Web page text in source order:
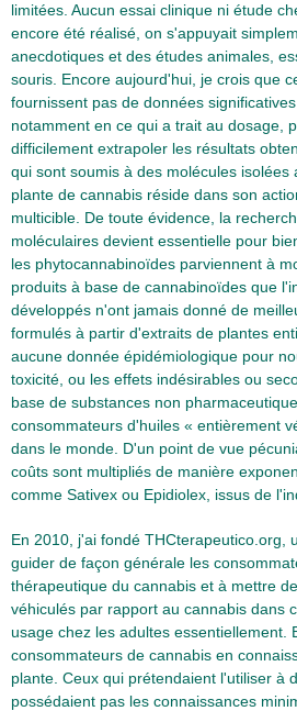
limitées. Aucun essai clinique ni étude
encore été réalisé, on s'appuyait
anecdotiques et des études animales,
souris. Encore aujourd'hui, je crois que
fournissent pas de données
notamment en ce qui a trait au dosage,
difficilement extrapoler les résultats
qui sont soumis à des molécules isolées
plante de cannabis réside dans son
multicible. De toute évidence, la
moléculaires devient essentielle pour
les phytocannabinoïdes parviennent à
produits à base de cannabinoïdes que
développés n'ont jamais donné de
formulés à partir d'extraits de plantes
aucune donnée épidémiologique pour
toxicité, ou les effets indésirables ou
base de substances non
consommateurs d'huiles « entièrement
dans le monde. D'un point de vue
coûts sont multipliés de manière
comme Sativex ou Epidiolex, issus de
En 2010, j'ai fondé THCterapeutico.org,
guider de façon générale les
thérapeutique du cannabis et à mettre
véhiculés par rapport au cannabis dans
usage chez les adultes essentiellement.
consommateurs de cannabis en
plante. Ceux qui prétendaient l'utiliser à
possédaient pas les connaissances